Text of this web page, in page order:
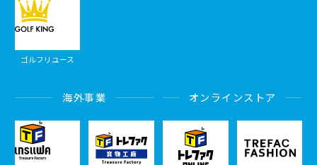
ゴルフリユース
海外事業 オンラインストア